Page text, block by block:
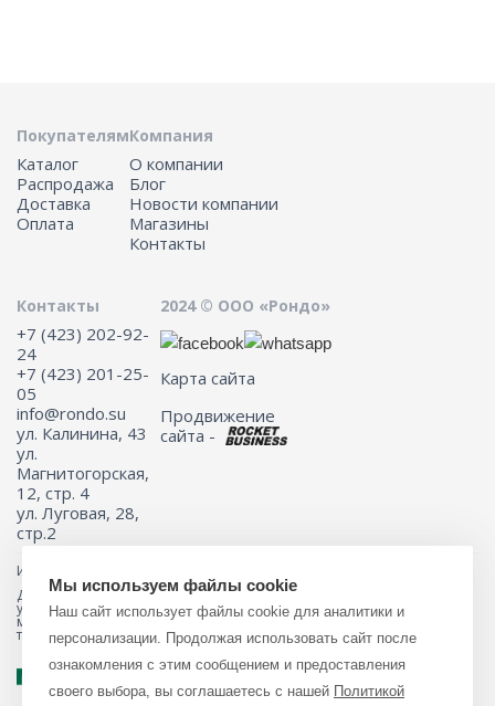
Покупателям
Каталог
Распродажа
Доставка
Оплата
Компания
О компании
Блог
Новости компании
Магазины
Контакты
Контакты
+7 (423) 202-92-
24
+7 (423) 201-25-
05
info@rondo.su
ул. Калинина, 43
ул.
Магнитогорская,
12, стр. 4
ул. Луговая, 28,
стр.2
2024 © ООО «Рондо»
Карта сайта
Продвижение
сайта -
Информация на сайте не является публичной офертой.
Для получения подробной информации о наличии и стоимости
указанных товаров и (или) услуг, пожалуйста, обращайтесь к
менеджеру сайта с помощью специальной формы связи или по
телефону 8 (423) 201-25-05
Мы используем файлы cookie
Наш сайт использует файлы cookie для аналитики и
персонализации. Продолжая использовать сайт после
ознакомления с этим сообщением и предоставления
своего выбора, вы соглашаетесь с нашей Политикой